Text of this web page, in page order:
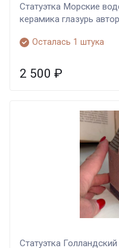
Статуэтка Морские
керамика глазурь
Осталась 1 штука
2 500 ₽
Статуэтка